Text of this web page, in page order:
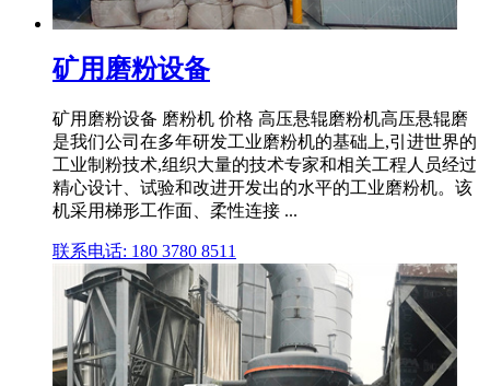
矿用磨粉设备
矿用磨粉设备 磨粉机 价格 高压悬辊磨粉机高压悬辊磨
是我们公司在多年研发工业磨粉机的基础上,引进世界的
工业制粉技术,组织大量的技术专家和相关工程人员经过
精心设计、试验和改进开发出的水平的工业磨粉机。该
机采用梯形工作面、柔性连接 ...
联系电话: 180 3780 8511